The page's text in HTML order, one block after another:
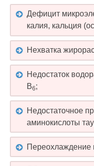
Дефицит
калия, кальция
Нехватка
Недостаток
B6;
Недостаточное
аминокислоты
Переохлаждение